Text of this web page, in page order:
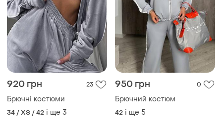
920 грн 23
Брючні костюми
34 / XS / 42 і ще 3
950 грн 0
Брючний костюм
42 і ще 5